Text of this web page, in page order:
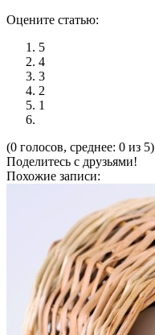
Оцените статью:
5
4
3
2
1
(0 голосов, среднее: 0 из 5)
Поделитесь с друзьями!
Похожие записи: